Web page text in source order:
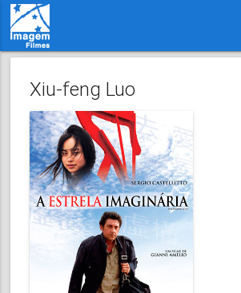
Xiu-feng Luo